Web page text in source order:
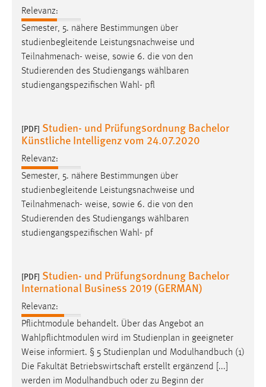
Relevanz:
Semester, 5. nähere Bestimmungen über
studienbegleitende Leistungsnachweise und
Teilnahmenach- weise, sowie 6. die von den
Studierenden des Studiengangs wählbaren
studiengangspezifischen Wahl- pfl
[PDF] Studien- und Prüfungsordnung Bachelor
Künstliche Intelligenz vom 24.07.2020
Relevanz:
Semester, 5. nähere Bestimmungen über
studienbegleitende Leistungsnachweise und
Teilnahmenach- weise, sowie 6. die von den
Studierenden des Studiengangs wählbaren
studiengangspezifischen Wahl- pf
[PDF] Studien- und Prüfungsordnung Bachelor
International Business 2019 (GERMAN)
Relevanz:
Pflichtmodule behandelt. Über das Angebot an
Wahlpflichtmodulen wird im Studienplan in geeigneter
Weise informiert. § 5 Studienplan und Modulhandbuch (1)
Die Fakultät Betriebswirtschaft erstellt ergänzend [...]
werden im Modulhandbuch oder zu Beginn der